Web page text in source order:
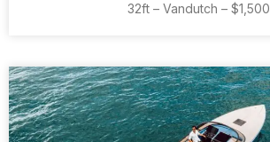
32ft – Vandutch – $1,500